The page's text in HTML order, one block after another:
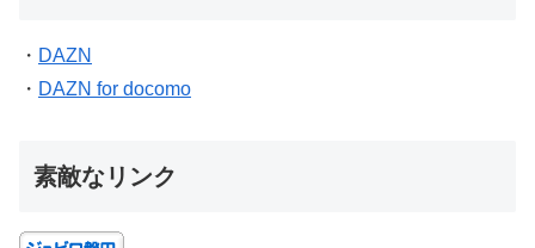
・ DAZN
・ DAZN for docomo
素敵なリンク